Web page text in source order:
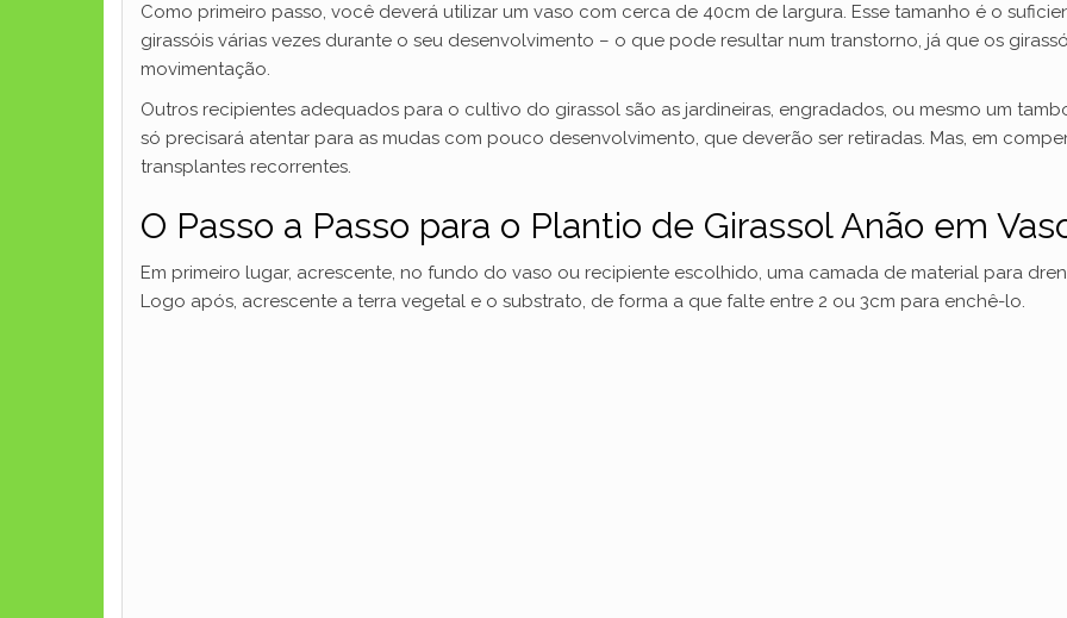
i
d
o
Como primeiro passo, você deverá utilizar um vaso com cerca de 40cm de largura. Esse tamanho é o
girassóis várias vezes durante o seu desenvolvimento – o que pode resultar num transtorno, já que os
movimentação.
Outros recipientes adequados para o cultivo do girassol são as jardineiras, engradados, ou mesmo um
só precisará atentar para as mudas com pouco desenvolvimento, que deverão ser retiradas. Mas, em
transplantes recorrentes.
O Passo a Passo para o Plantio de Girassol Anão em
Em primeiro lugar, acrescente, no fundo do vaso ou recipiente escolhido, uma camada de material para
Logo após, acrescente a terra vegetal e o substrato, de forma a que falte entre 2 ou 3cm para enchê-lo.